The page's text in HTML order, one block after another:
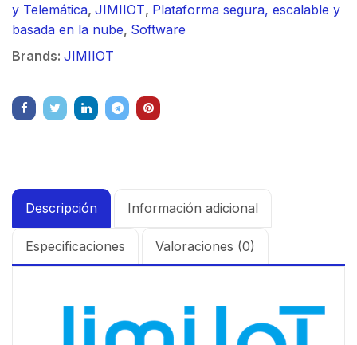
y Telemática, JIMIIOT, Plataforma segura, escalable y
basada en la nube, Software
Brands: JIMIIOT
Descripción Información adicional
Especificaciones Valoraciones (0)